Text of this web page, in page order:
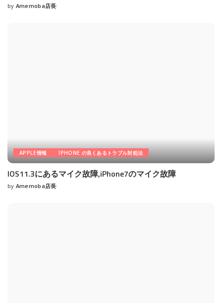
Posted
by Amemoba店長
APPLE情報 IPHONE の良くあるトラブル対処法
IOS11.3にあるマイク故障,iPhone7のマイク故障
Posted
by Amemoba店長